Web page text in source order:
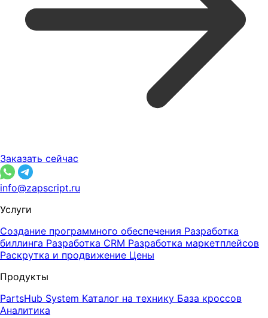
Заказать сейчас
info@zapscript.ru
Услуги
Создание программного обеспечения Разработка
биллинга Разработка CRM Разработка маркетплейсов
Раскрутка и продвижение Цены
Продукты
PartsHub System Каталог на технику База кроссов
Аналитика